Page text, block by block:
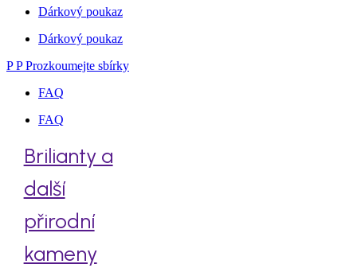
Dárkový poukaz
Dárkový poukaz
PPProzkoumejte sbírky
FAQ
FAQ
Brilianty a
další
přirodní
kameny